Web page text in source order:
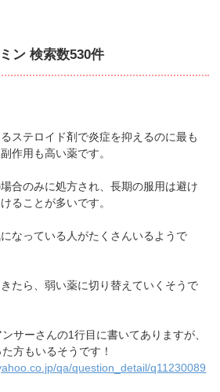
ン 検索数530件
ステロイド剤で炎症を抑えるのに最も
作用も高い薬です。
合のみに処方され、長期の服用は避け
ることが多いです。
なっている人がたくさんいるようで
たら、弱い薬に切り替えていくそうで
サーさんの1行目に書いてありますが、
方もいるそうです！
qa/question_detail/q11230089